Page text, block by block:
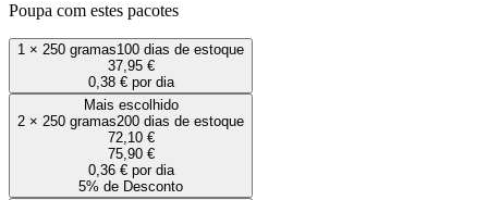
Poupa com estes pacotes
1 × 250 gramas100 dias de estoque
37,95 €
0,38 € por dia
Mais escolhido
2 × 250 gramas200 dias de estoque
72,10 €
75,90 €
0,36 € por dia
5% de Desconto